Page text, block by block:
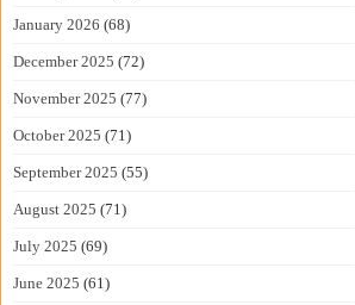
January 2026 (68)
December 2025 (72)
November 2025 (77)
October 2025 (71)
September 2025 (55)
August 2025 (71)
July 2025 (69)
June 2025 (61)